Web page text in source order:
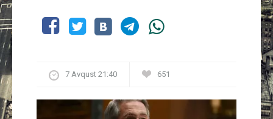
7 Avqust 21:40 651